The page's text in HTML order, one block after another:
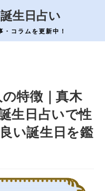
生日占い
コラムを更新中！
特徴｜真木
生日占いで性
い誕生日を鑑